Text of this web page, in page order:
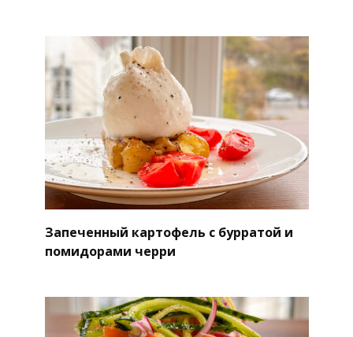
Запеченный картофель с бурратой и
помидорами черри